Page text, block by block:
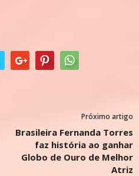
Próximo artigo
Brasileira Fernanda Torres
faz história ao ganhar
Globo de Ouro de Melhor
Atriz